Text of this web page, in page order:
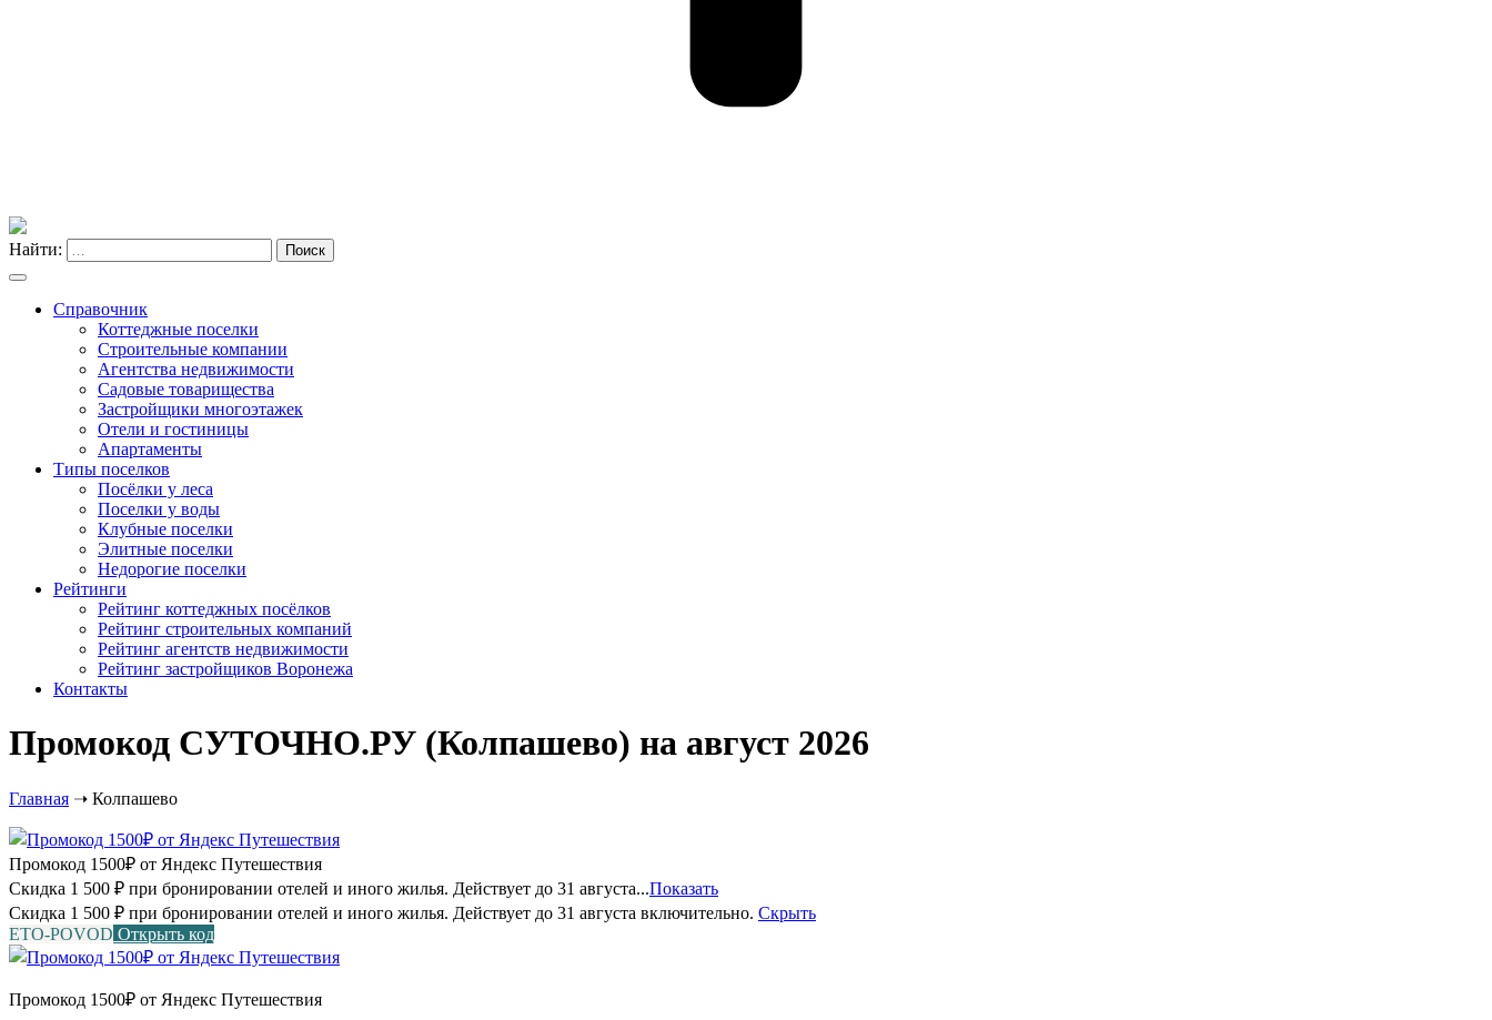
Найти: Поиск
Справочник
Коттеджные поселки
Строительные компании
Агентства недвижимости
Садовые товарищества
Застройщики многоэтажек
Отели и гостиницы
Апартаменты
Типы поселков
Посёлки у леса
Поселки у воды
Клубные поселки
Элитные поселки
Недорогие поселки
Рейтинги
Рейтинг коттеджных посёлков
Рейтинг строительных компаний
Рейтинг агентств недвижимости
Рейтинг застройщиков Воронежа
Контакты
Промокод СУТОЧНО.РУ (Колпашево) на август 2026
Главная ➝ Колпашево
Промокод 1500₽ от Яндекс Путешествия
Скидка 1 500 ₽ при бронировании отелей и иного жилья. Действует до 31 августа...Показать
Скидка 1 500 ₽ при бронировании отелей и иного жилья. Действует до 31 августа включительно. Скрыть
ETO-POVOD Открыть код
Промокод 1500₽ от Яндекс Путешествия